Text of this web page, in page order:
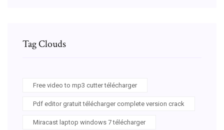
Tag Clouds
Free video to mp3 cutter télécharger
Pdf editor gratuit télécharger complete version crack
Miracast laptop windows 7 télécharger